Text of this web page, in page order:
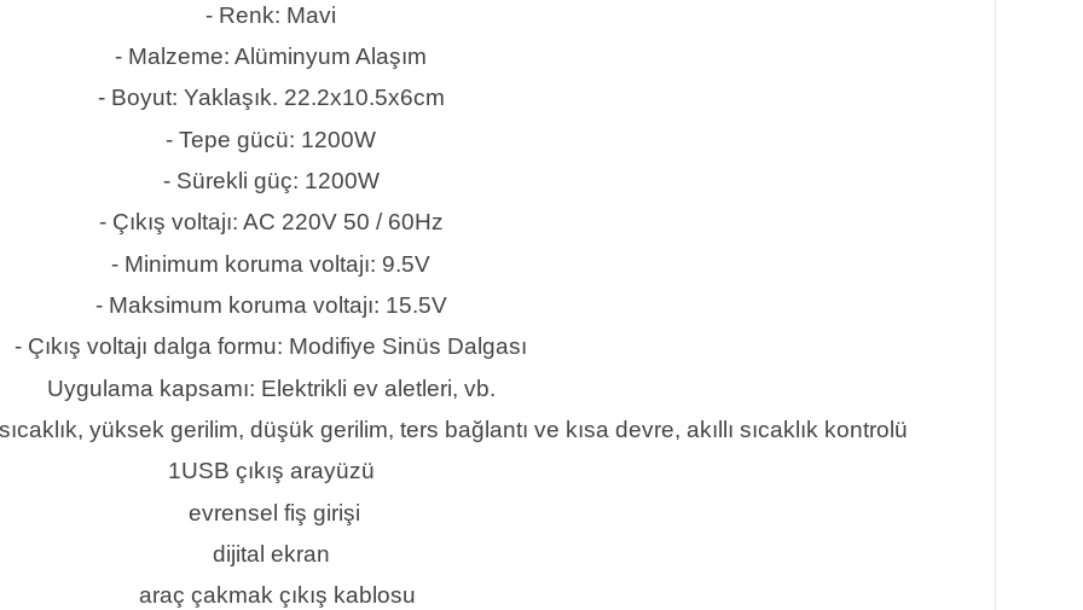
- Renk: Mavi
- Malzeme: Alüminyum Alaşım
- Boyut: Yaklaşık. 22.2x10.5x6cm
- Tepe gücü: 1200W
- Sürekli güç: 1200W
- Çıkış voltajı: AC 220V 50 / 60Hz
- Minimum koruma voltajı: 9.5V
- Maksimum koruma voltajı: 15.5V
- Çıkış voltajı dalga formu: Modifiye Sinüs Dalgası
Uygulama kapsamı: Elektrikli ev aletleri, vb.
yüksek gerilim, düşük gerilim, ters bağlantı ve kısa devre, akıllı sıcaklık kontrolü
1USB çıkış arayüzü
evrensel fiş girişi
dijital ekran
araç çakmak çıkış kablosu